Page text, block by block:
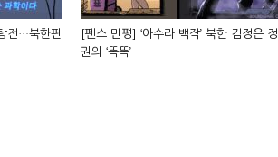
전…북한판
[펜스 만평] ‘아수라 백작’ 북한 김정은 정
권의 ‘똑똑’